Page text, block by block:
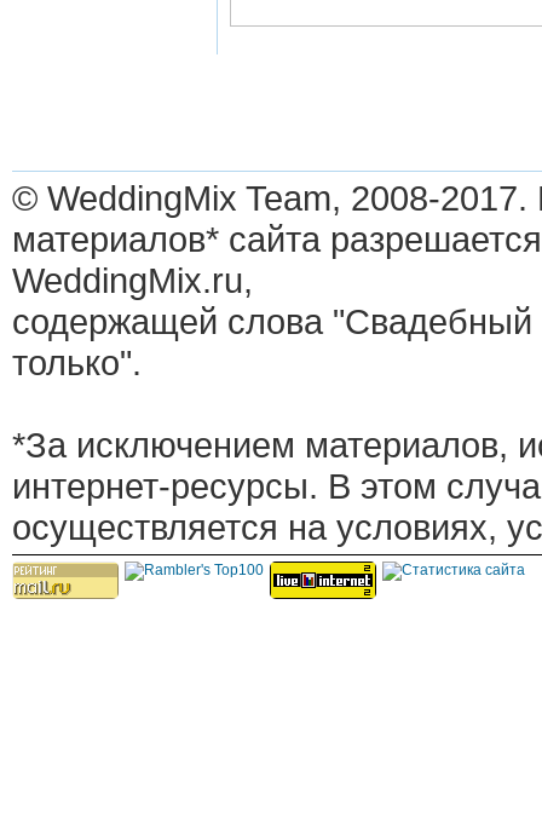
© WeddingMix Team, 2008-2017.
материалов* сайта
WeddingMix.ru,
содержащей слова
только".
*За исключением материалов,
интернет-ресурсы. В этом
осуществляется на условиях,